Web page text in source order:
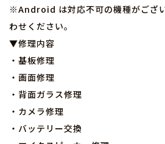
※Android は対応不可の機種がござ
わせください。
▼修理内容
・基板修理
・画面修理
・背面ガラス修理
・カメラ修理
・バッテリー交換